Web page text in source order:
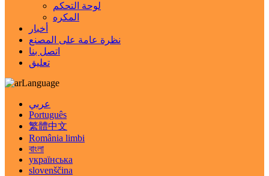
لوحة التحكم
المكره
أخبار
نظرة عامة على المصنع
اتصل بنا
تعليق
Language
عربي
Português
繁體中文
România limbi
বাংলা
українська
slovenščina